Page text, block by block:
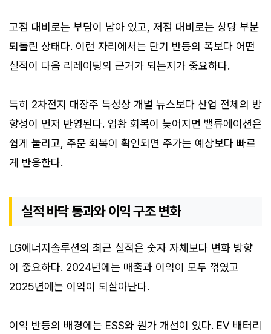
고점 대비로는 부담이 남아 있고, 저점 대비로는 상당 부분
되돌린 상태다. 이런 자리에서는 단기 반등의 폭보다 어떤
실적이 다음 리레이팅의 근거가 되는지가 중요하다.
특히 2차전지 대장주 특성상 개별 뉴스보다 산업 전체의 방
향성이 먼저 반영된다. 업황 회복이 늦어지면 밸류에이션은
쉽게 눌리고, 주문 회복이 확인되면 주가는 예상보다 빠르
게 반응한다.
실적 바닥 통과와 이익 구조 변화
LG에너지솔루션의 최근 실적은 숫자 자체보다 변화 방향
이 중요하다. 2024년에는 매출과 이익이 모두 꺾였고
2025년에는 이익이 되살아난다.
이익 반등의 배경에는 ESS와 원가 개선이 있다. EV 배터리